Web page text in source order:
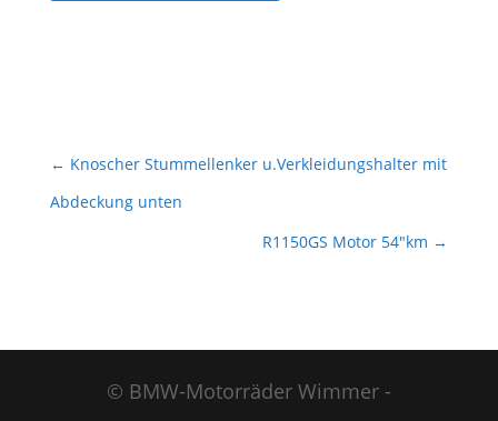
← Knoscher Stummellenker u.Verkleidungshalter mit
Abdeckung unten
R1150GS Motor 54"km →
© BMW-Motorräder Wimmer -